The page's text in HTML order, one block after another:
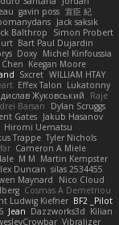
gavin poss 宣臣 紀
Jack saksik
Balthrop
Simon Probert
Bart Paul Dujardin
Doxy Michel Kinfoussia
Keegan Moore
Sxcret WILLIAM HTAY
Effex Talon Lukatonny
Жуковський
Raje
Barsan
Dylan Scruggs
Gates Jakub Hasanov
Hiromi Uematsu
Trappe Tyler Nichols
Cameron A Miele
M M Martin Kempster
Duncan silas 2534455
Maynard
Nico Cloud
Cosmas A Demetriou
Ludwig Kiefner BF2 _Pilot
Jean Dazzworks3d Kilian
Vibralizer